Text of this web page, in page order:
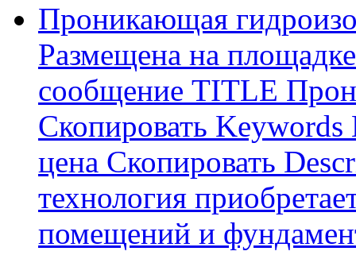
Проникающая
Размещена на
сообщение TITLE
Скопировать
цена Скопировать
технология
помещений и